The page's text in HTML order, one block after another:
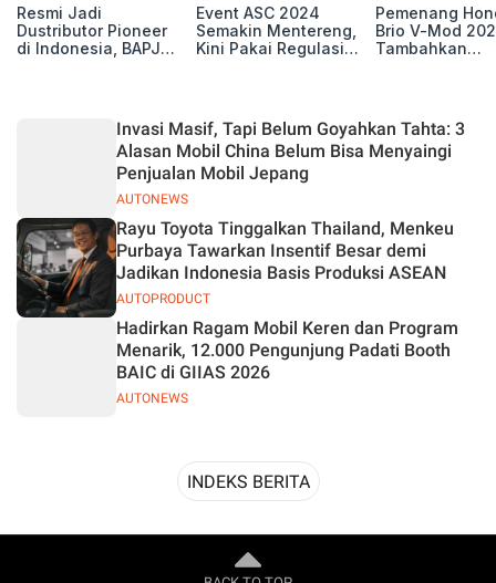
Resmi Jadi
Dustributor Pioneer
di Indonesia, BAPJ
Event ASC 2024
Semakin Mentereng,
Kini Pakai Regulasi
Pemenang
Brio V-Mod
Tambahkan
AUTONEWS
Invasi Masif, Tapi Belum Goyahkan Tahta: 3
Alasan Mobil China Belum Bisa Menyaingi
Penjualan Mobil Jepang
AUTOPRODUCT
Rayu Toyota Tinggalkan Thailand, Menkeu
Purbaya Tawarkan Insentif Besar demi
Jadikan Indonesia Basis Produksi ASEAN
AUTONEWS
Hadirkan Ragam Mobil Keren dan Program
Menarik, 12.000 Pengunjung Padati Booth
BAIC di GIIAS 2026
INDEKS BERITA